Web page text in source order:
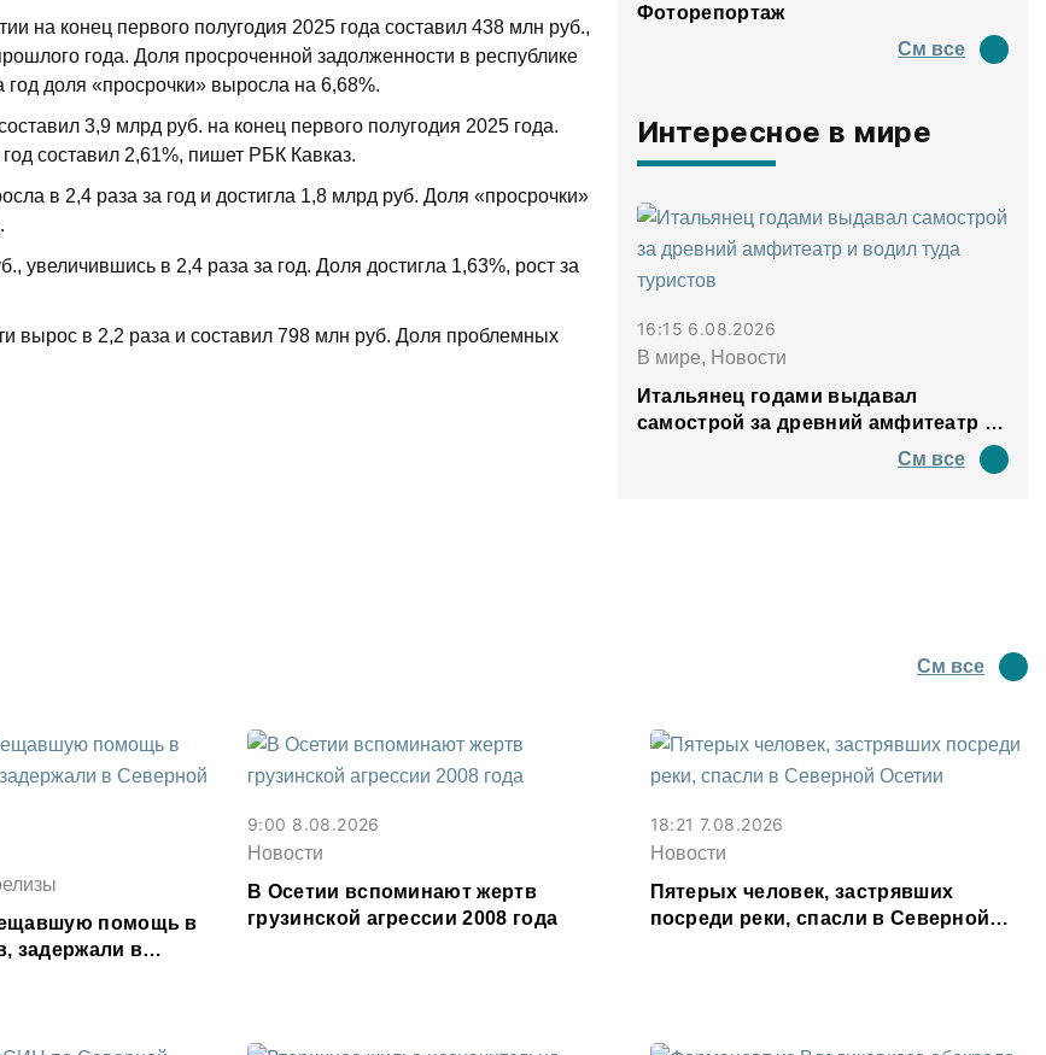
на конец первого полугодия 2025 года составил 438 млн руб.,
года. Доля просроченной задолженности в республике
год доля «просрочки» выросла на 6,68%.
3,9 млрд руб. на конец первого полугодия 2025 года.
составил 2,61%, пишет РБК Кавказ.
в 2,4 раза за год и достигла 1,8 млрд руб. Доля «просрочки»
увеличившись в 2,4 раза за год. Доля достигла 1,63%, рост за
вырос в 2,2 раза и составил 798 млн руб. Доля проблемных
Фоторепортаж
См все
Интересное в мире
16:15 6.08.2026
В мире, Новости
Итальянец годами выдавал
самострой за древний амфитеатр и
См все
См все
помощь в
задержали в
9:00 8.08.2026
Новости
В Осетии вспоминают жертв
грузинской агрессии 2008 года
18:21 7.08.2026
Новости
Пятерых человек, застрявших
посреди реки, спасли в Северной